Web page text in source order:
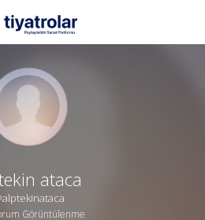
ataca
Görüntülenme